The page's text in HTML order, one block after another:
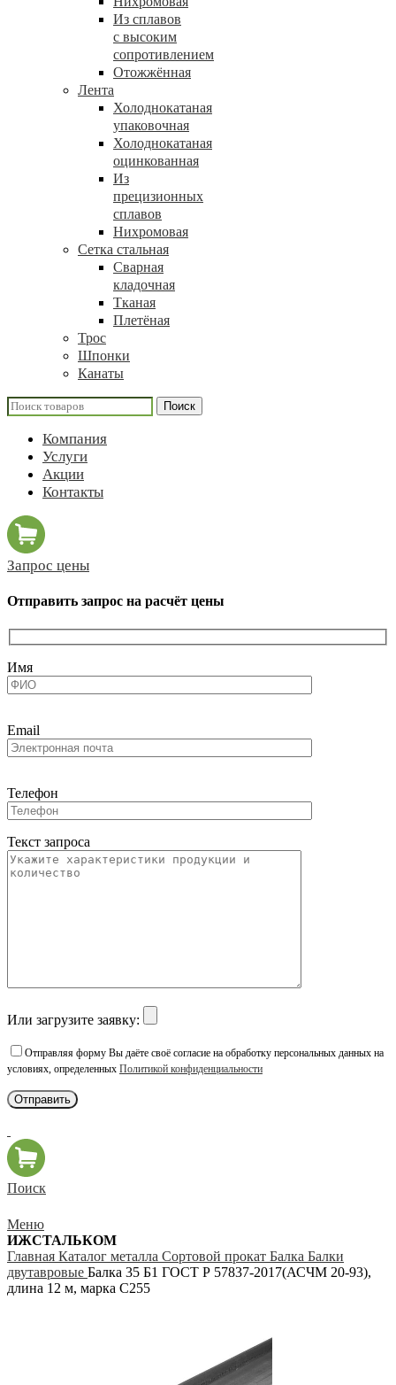
Из сплавов
с высоким
сопротивлением
Отожжённая
Лента
Холоднокатаная
упаковочная
Холоднокатаная
оцинкованная
Из
прецизионных
сплавов
Нихромовая
Сетка стальная
Сварная
кладочная
Тканая
Плетёная
Трос
Шпонки
Канаты
Поиск
Компания
Услуги
Акции
Контакты
Запрос цены
Отправить запрос на расчёт цены
Имя
Email
Телефон
Текст запроса
Или загрузите заявку:
Отправляя форму Вы даёте своё согласие на обработку персональных данных на
условиях, определенных Политикой конфиденциальности
Поиск
Меню
ИЖСТАЛЬКОМ
Главная Каталог металла Сортовой прокат Балка Балки
двутавровые Балка 35 Б1 ГОСТ Р 57837-2017(АСЧМ 20-93),
длина 12 м, марка С255